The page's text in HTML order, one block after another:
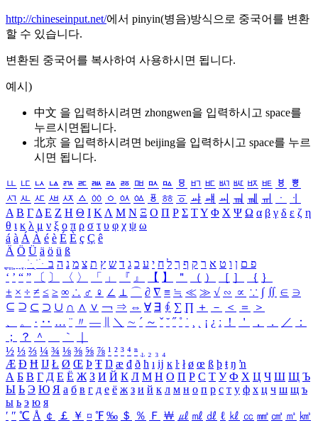
http://chineseinput.net/에서 pinyin(병음)방식으로 중국어를 변환
할 수 있습니다.
변환된 중국어를 복사하여 사용하시면 됩니다.
예시)
中文 을 입력하시려면 zhongwen을 입력하시고 space를
누르시면됩니다.
北京 을 입력하시려면 beijing을 입력하시고 space를 누르
시면 됩니다.
ㅥ ㅦ ㅧ ㅨ ㅩ ㅪ ㅫ ㅬ ㅭ ㅮ ㅯ ㅰ ㅱ ㅲ ㅳ ㅴ ㅵ ㅶ ㅷ ㅸ
ㅹ
ㅺ ㅻ ㅼ ㅽ ㅾ ㅿ ㆀ ㆁ ㆂ ㆃ ㆄ ㆅ ㆆ ㆇ ㆈ ㆉ ㆊ ㆋ ㆌ ㆍ
ㆎ
Α Β ΓΔ Ε Ζ Η Θ Ι ΚΛ Μ Ν Ξ Ο Π Ρ Σ ΤΥ Φ Χ Ψ Ω α β γ δ ε ζ η
θ ι κ λ μ ν ξ ο π ρ σ τ υ φ χ ψ ω
á à Á À é è É È ç Ç ê
Ä Ö Ü ä ö ü ß
ִֶֹ ֻּ ׁׂ פ ם ן ו ט א ר ק ף ך ל ח י ע כ ג ד ש ץ ת צ מ נ ה ב
‘ ’ “ ” 〔 〕 〈 〉 「 」 『 』 【 】 ＂ （ ） ［ ］ ｛ ｝
± × ÷ ≠ ≤ ≥ ∞ ∴ ♂ ♀ ∠ ⊥ ⌒ ∂ ∇ ≡ ≒ ≪ ≫ √ ∽ ∝ ∵ ∫ ∬ ∈ ∋
⊆ ⊇ ⊂ ⊃ ∪ ∩ ∧ ∨ ￢ ⇒ ⇔ ∀ ∃ ∮ ∑ ∏ ＋ － ＜ ＝
＞
、
。 · ‥ … ¨ 〃 ― ＼ ∼ ´ ～ ˇ ˘ ˝ ˚ ˙ ¸ ¡ ¿ ː ！ ＇ ， ． ／
：
；
？ ＾ ｀
½ ⅓ ⅔ ¼ ¾ ⅛ ⅜ ⅝ ⅞ ¹ ² ³ ⁴ ⁿ ₁ ₂ ₃ ₄
Æ Ð Ħ Ĳ Ł Ø Œ Þ Ŧ Ŋ æ đ ð ħ ı ĳ ĸ ŀ ł ø œ ß þ ŧ ŋ ŉ
А Б В Г Д Е Ё Ж З И Й К Л М Н О П Р С Т У Ф Х Ц Ч Ш Щ Ъ
Ы Ь Э Ю Я а б в г д е ё ж з и й к л м н о п р с т у ф х ц ч ш щ ъ
ы ь э ю я
′ ″ ℃ Å ￠ ￡ ￥ ¤ ℉ ‰ ＄ ％ Ｆ ￦ ㎕ ㎖ ㎗ ℓ ㎘ ㏄ ㎣ ㎤ ㎥ ㎦